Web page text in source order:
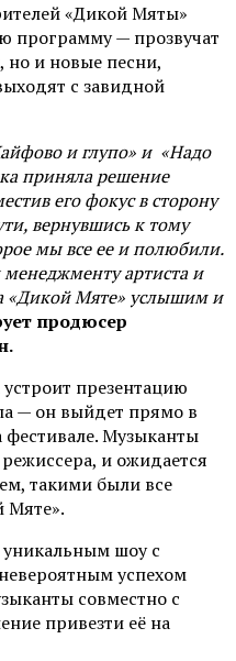
«Дикой Мяты»
программу — прозвучат
но и новые песни,
с завидной
и глупо» и «Надо
приняла решение
его фокус в сторону
вернувшись к тому
мы все ее и полюбили.
артиста и
«Дикой Мяте» услышим и
продюсер
презентацию
— он выйдет прямо в
Музыканты
и ожидается
такими были все
Мяте».
уникальным шоу с
успехом
совместно с
привезти её на